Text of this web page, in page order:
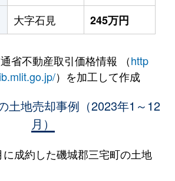
大字石見 245万円
省不動産取引価格情報 （http
）を加工して作成
土地売却事例（2023年1～12
月）
成約した磯城郡三宅町の土地